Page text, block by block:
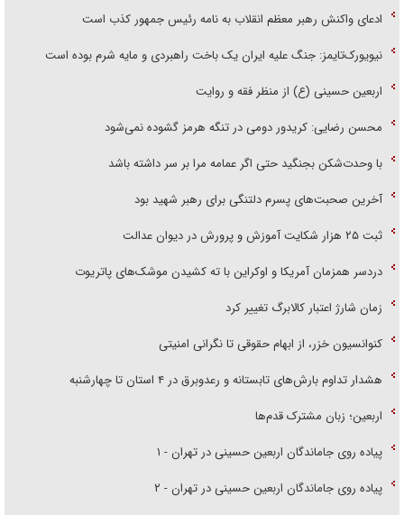
ادعای واکنش رهبر معظم انقلاب به نامه رئیس جمهور کذب است
نیویورک‌تایمز: جنگ علیه ایران یک باخت راهبردی و مایه شرم بوده است
اربعین حسینی (ع) از منظر فقه و روایت
محسن رضایی: کریدور دومی در تنگه هرمز گشوده نمی‌شود
با وحدت‌شکن بجنگید حتی اگر عمامه مرا بر سر داشته باشد
آخرین صحبت‌های پسرم دلتنگی برای رهبر شهید بود
ثبت ۲۵ هزار شکایت آموزش و پرورش در دیوان عدالت
دردسر همزمان آمریکا و اوکراین با ته کشیدن موشک‌های پاتریوت
زمان شارژ اعتبار کالابرگ تغییر کرد
کنوانسیون خزر، از ابهام حقوقی تا نگرانی امنیتی
هشدار تداوم بارش‌های تابستانه و رعدوبرق در ۴ استان تا چهارشنبه
اربعین؛ زبان مشترک قدم‌ها
پیاده روی جاماندگان اربعین حسینی در تهران - ۱
پیاده روی جاماندگان اربعین حسینی در تهران - ۲